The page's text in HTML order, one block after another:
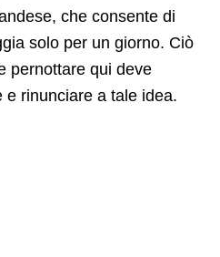
che consente di
solo per un giorno. Ciò
pernottare qui deve
e rinunciare a tale idea.